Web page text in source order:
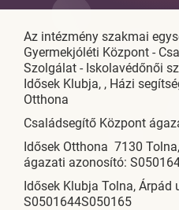
Az intézmény szakmai
Gyermekjóléti Központ -
Szolgálat - Iskolavédőnői
Idősek Klubja, , Házi
Otthona
Családsegítő Központ
Idősek Otthona 7130
ágazati azonosító:
Idősek Klubja Tolna, Árpád
S0501644S050165